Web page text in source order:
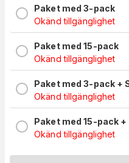
Paket med 3-pack
Okänd tillgänglighet
Paket med 15-pack
Okänd tillgänglighet
Paket med 3-pack +
Okänd tillgänglighet
Paket med 15-pack
Okänd tillgänglighet